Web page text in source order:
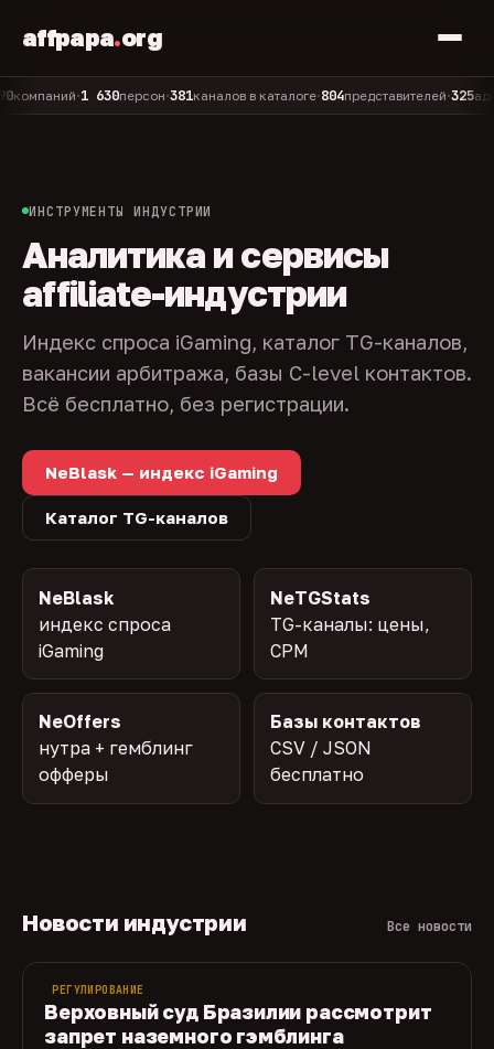
affpapa.org
•1 630персон•381каналов в каталоге•804представителей•325админов
ИНСТРУМЕНТЫ ИНДУСТРИИ
Аналитика и сервисы
affiliate-индустрии
Индекс спроса iGaming, каталог TG-каналов,
вакансии арбитража, базы C-level контактов.
Всё бесплатно, без регистрации.
NeBlask — индекс iGaming
Каталог TG-каналов
NeBlask
индекс спроса
iGaming
NeTGStats
TG-каналы: цены,
CPM
NeOffers
нутра + гемблинг
офферы
Базы контактов
CSV / JSON
бесплатно
Новости индустрии Все новости
РЕГУЛИРОВАНИЕ
Верховный суд Бразилии рассмотрит
запрет наземного гэмблинга